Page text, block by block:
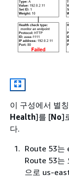
이 구성에서 별
Health]를 [No]
다.
Route 53는
Route 53는
으로 us-